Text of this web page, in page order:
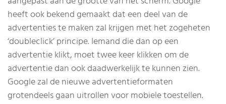
heeft ook bekend gemaakt dat een deel van de
advertenties te maken zal krijgen met het zogeheten
‘doubleclick’ principe. Iemand die dan op een
advertentie klikt, moet twee keer klikken om de
advertentie dan ook daadwerkelijk te kunnen zien.
Google zal de nieuwe advertentieformaten
grotendeels gaan uitrollen voor mobiele toestellen.